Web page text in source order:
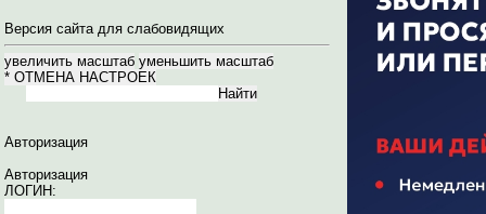
Версия сайта для слабовидящих
Авторизация
Авторизация
ЛОГИН: